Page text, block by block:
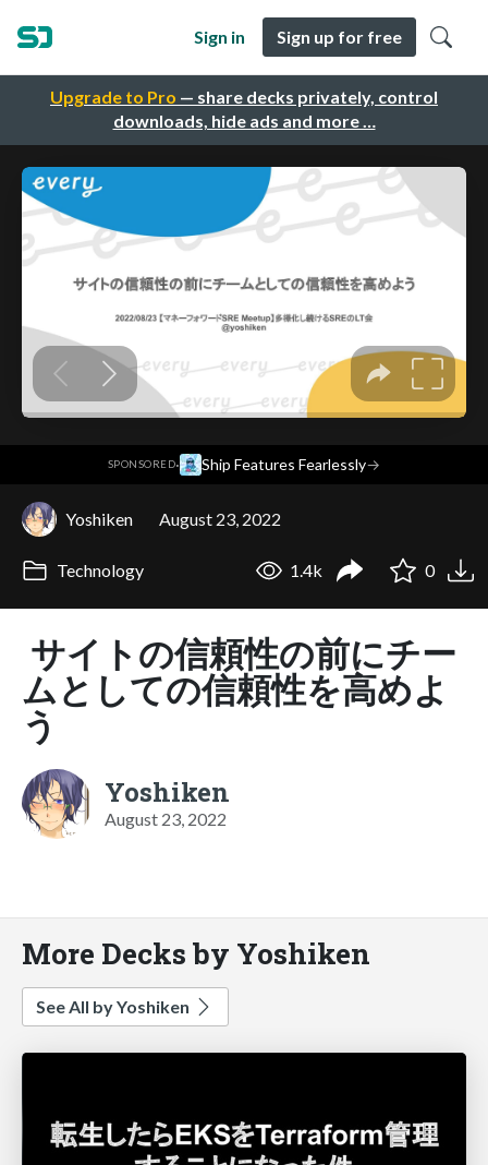
Upgrade to Pro — share decks privately, control
downloads, hide ads and more …
Sign in Sign up for free
SPONSORED· Ship Features Fearlessly→
Yoshiken August 23, 2022
Technology 1.4k 0
サイトの信頼性の前にチー
ムとしての信頼性を高めよ
う
Yoshiken
August 23, 2022
More Decks by Yoshiken
See All by Yoshiken